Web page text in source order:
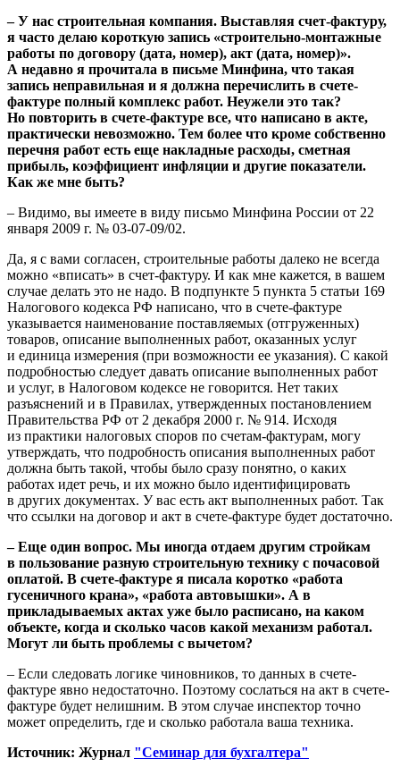
– У нас строительная компания. Выставляя счет-фактуру,
я часто делаю короткую запись «строительно-монтажные
работы по договору (дата, номер), акт (дата, номер)».
А недавно я прочитала в письме Минфина, что такая
запись неправильная и я должна перечислить в счете-
фактуре полный комплекс работ. Неужели это так?
Но повторить в счете-фактуре все, что написано в акте,
практически невозможно. Тем более что кроме собственно
перечня работ есть еще накладные расходы, сметная
прибыль, коэффициент инфляции и другие показатели.
Как же мне быть?
– Видимо, вы имеете в виду письмо Минфина России от 22
января 2009 г. № 03-07-09/02.
Да, я с вами согласен, строительные работы далеко не всегда
можно «вписать» в счет-фактуру. И как мне кажется, в вашем
случае делать это не надо. В подпункте 5 пункта 5 статьи 169
Налогового кодекса РФ написано, что в счете-фактуре
указывается наименование поставляемых (отгруженных)
товаров, описание выполненных работ, оказанных услуг
и единица измерения (при возможности ее указания). С какой
подробностью следует давать описание выполненных работ
и услуг, в Налоговом кодексе не говорится. Нет таких
разъяснений и в Правилах, утвержденных постановлением
Правительства РФ от 2 декабря 2000 г. № 914. Исходя
из практики налоговых споров по счетам-фактурам, могу
утверждать, что подробность описания выполненных работ
должна быть такой, чтобы было сразу понятно, о каких
работах идет речь, и их можно было идентифицировать
в других документах. У вас есть акт выполненных работ. Так
что ссылки на договор и акт в счете-фактуре будет достаточно.
– Еще один вопрос. Мы иногда отдаем другим стройкам
в пользование разную строительную технику с почасовой
оплатой. В счете-фактуре я писала коротко «работа
гусеничного крана», «работа автовышки». А в
прикладываемых актах уже было расписано, на каком
объекте, когда и сколько часов какой механизм работал.
Могут ли быть проблемы с вычетом?
– Если следовать логике чиновников, то данных в счете-
фактуре явно недостаточно. Поэтому сослаться на акт в счете-
фактуре будет нелишним. В этом случае инспектор точно
может определить, где и сколько работала ваша техника.
Источник: Журнал "Семинар для бухгалтера"